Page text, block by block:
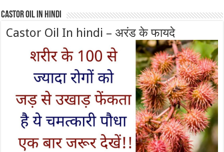
Castor Oil In Hindi
Castor Oil In hindi – अरंड के फायदे